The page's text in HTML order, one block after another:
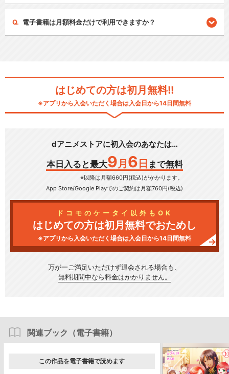
電子書籍は月額料金だけで利用できますか？
はじめての方は初月無料!!
※アプリから入会いただく場合は入会日から14日間無料
dアニメストアに初入会のあなたは…
本日入ると最大9 月 6 日 まで無料
※以降は月額660円(税込)がかかります。
App Store/Google Playでのご契約は月額760円(税込)
ドコモのケータイ以外もOK
はじめての方は初月無料でおためし
※アプリから入会いただく場合は入会日から14日間無料
万が一ご満足いただけず退会される場合も、
無料期間中なら料金はかかりません。
関連ブック（電子書籍）
この作品を電子書籍で読めます